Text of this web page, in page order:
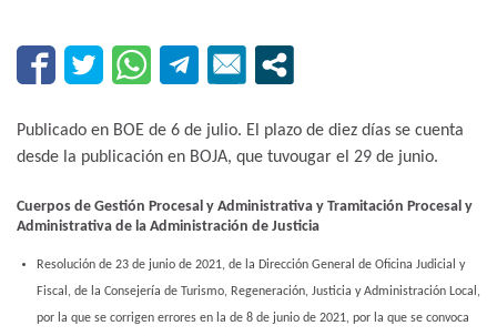
Publicado en BOE de 6 de julio. El plazo de diez días se cuenta
desde la publicación en BOJA, que tuvougar el 29 de junio.
Cuerpos de Gestión Procesal y Administrativa y Tramitación Procesal y
Administrativa de la Administración de Justicia
Resolución de 23 de junio de 2021, de la Dirección General de Oficina Judicial y
Fiscal, de la Consejería de Turismo, Regeneración, Justicia y Administración Local,
por la que se corrigen errores en la de 8 de junio de 2021, por la que se convoca